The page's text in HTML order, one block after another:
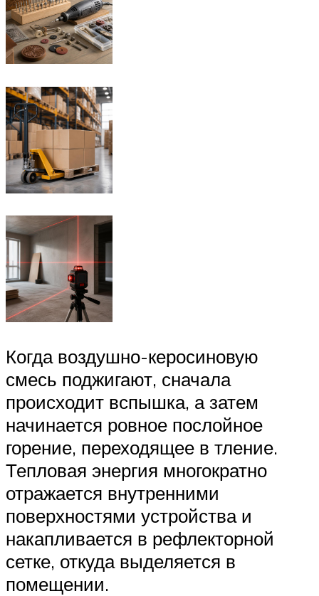
Когда воздушно-керосиновую
смесь поджигают, сначала
происходит вспышка, а затем
начинается ровное послойное
горение, переходящее в тление.
Тепловая энергия многократно
отражается внутренними
поверхностями устройства и
накапливается в рефлекторной
сетке, откуда выделяется в
помещении.